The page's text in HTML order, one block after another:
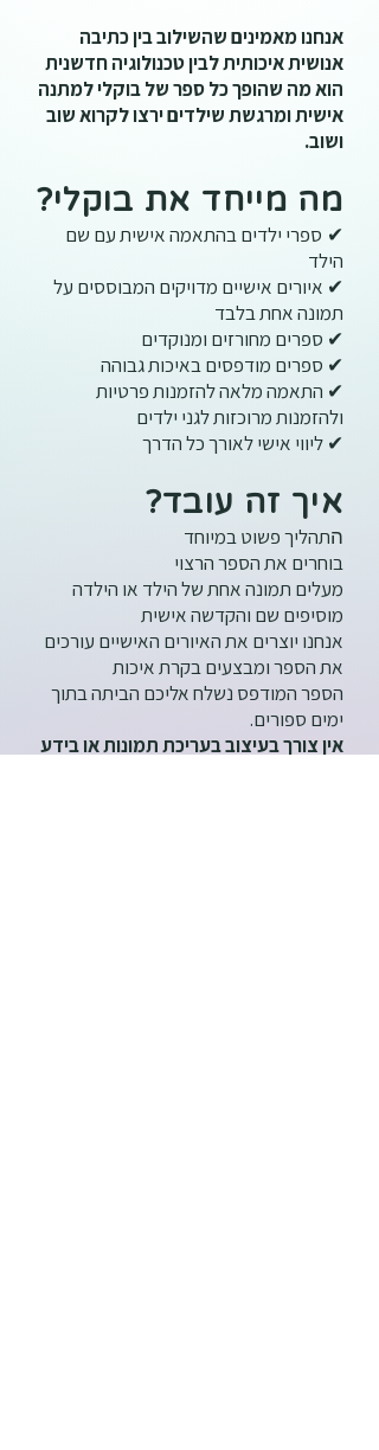
אנחנו מאמינים שהשילוב בין כתיבה
אנושית איכותית לבין טכנולוגיה חדשנית
הוא מה שהופך כל ספר של בוקלי למתנה
אישית ומרגשת שילדים ירצו לקרוא שוב
ושוב.
מה מייחד את בוקלי?
✔ ספרי ילדים בהתאמה אישית עם שם
הילד
✔ איורים אישיים מדויקים המבוססים על
תמונה אחת בלבד
✔ ספרים מחורזים ומנוקדים
✔ ספרים מודפסים באיכות גבוהה
✔ התאמה מלאה להזמנות פרטיות
ולהזמנות מרוכזות לגני ילדים
✔ ליווי אישי לאורך כל הדרך
איך זה עובד?
התהליך פשוט במיוחד
בוחרים את הספר הרצוי
מעלים תמונה אחת של הילד או הילדה
מוסיפים שם והקדשה אישית
אנחנו יוצרים את האיורים האישיים עורכים
את הספר ומבצעים בקרת איכות
הספר המודפס נשלח אליכם הביתה בתוך
ימים ספורים.
אין צורך בעיצוב בעריכת תמונות או בידע